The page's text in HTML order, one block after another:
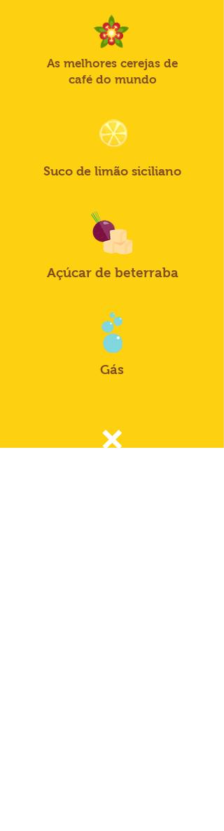
As melhores cerejas de
café do mundo
Suco de limão siciliano
Açúcar de beterraba
Gás
❌